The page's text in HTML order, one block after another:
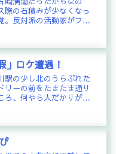
際の石積みが少なくなっ
。反対派の活動家がフェ
ッセージはほとんど撤去
なってました。以前との
」ロケ遭遇！
駅の少し北のうらぶれた
リーの前をたまたま通り
ろ、何やら人だかりが。
の中を見ると、ドラマ内
にした主人公役の黒木華